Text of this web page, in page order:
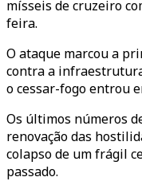
mísseis de cruzeiro
feira.
O ataque marcou a
contra a
o cessar-fogo entrou
Os últimos números
renovação das
colapso de um frágil
passado.